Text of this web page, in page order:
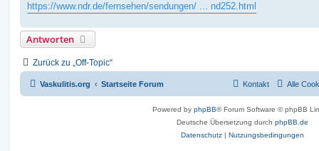
https://www.ndr.de/fernsehen/sendungen/ ... nd252.html
Antworten
Zurück zu „Off-Topic“
Vaskulitis.org Startseite Forum Alle
Kontakt
Powered by phpBB® Forum Software © phpBB
Deutsche Übersetzung durch phpBB.de
Datenschutz | Nutzungsbedingungen